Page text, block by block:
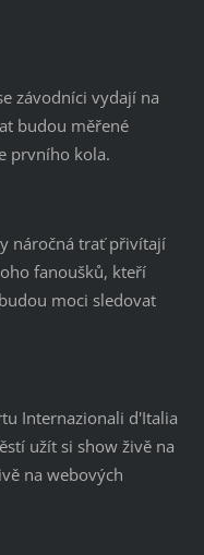
závodníci vydají na
budou měřené
prvního kola.
náročná trať přivítají
fanoušků, kteří
moci sledovat
Internazionali d'Italia
užít si show živě na
na webových